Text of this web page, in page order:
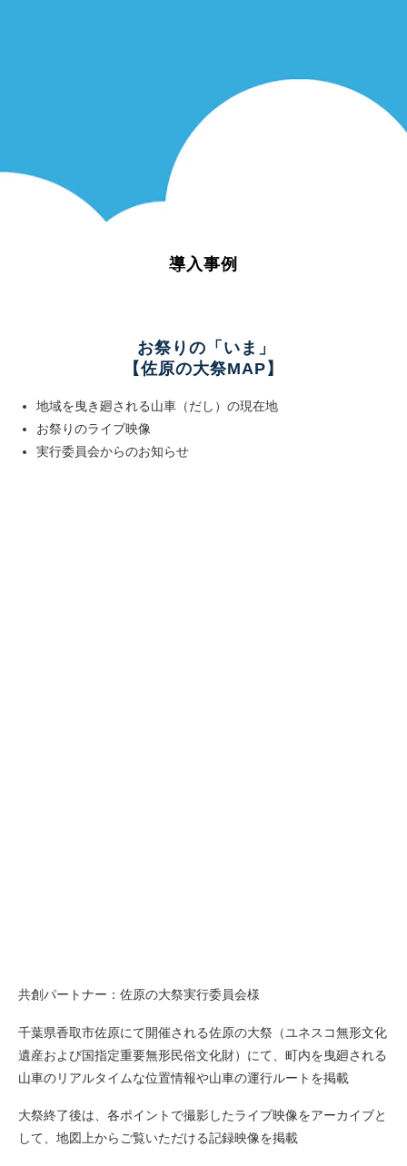
導入事例
お祭りの「いま」
【佐原の大祭MAP】
地域を曳き廻される山車（だし）の現在地
お祭りのライブ映像
実行委員会からのお知らせ
共創パートナー：佐原の大祭実行委員会様
千葉県香取市佐原にて開催される佐原の大祭（ユネスコ無形文化
遺産および国指定重要無形民俗文化財）にて、町内を曳廻される
山車のリアルタイムな位置情報や山車の運行ルートを掲載
大祭終了後は、各ポイントで撮影したライブ映像をアーカイブと
して、地図上からご覧いただける記録映像を掲載